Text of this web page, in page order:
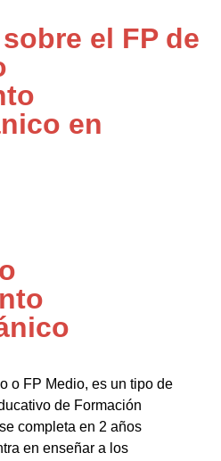
el FP de
en
o FP Medio, es un tipo de
de Formación
completa en 2 años
en enseñar a los